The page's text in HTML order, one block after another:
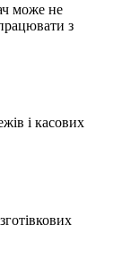
може не
з
і касових